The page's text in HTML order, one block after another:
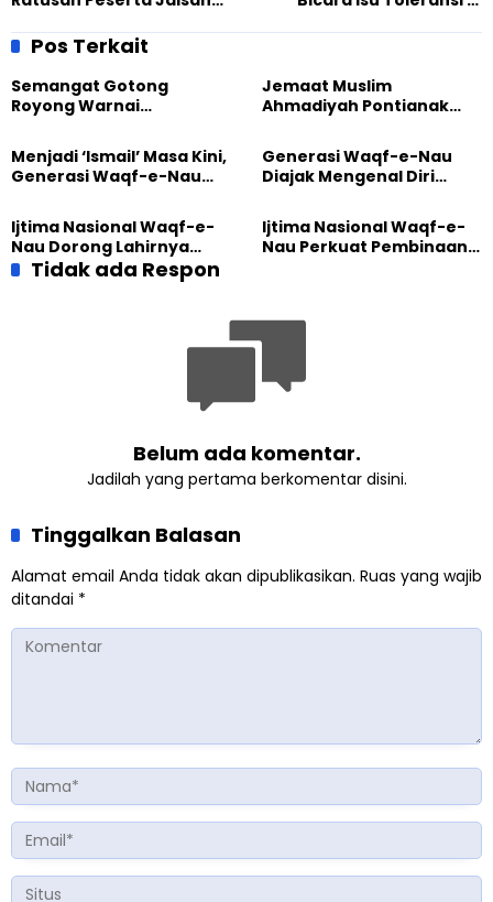
Darah di Padang
2023, Komitmen Ciptakan
Pos Terkait
Semangat Gotong
Royong Warnai
Masjid di Jemaat
Ahmadiyah Sukapura
Jemaat Muslim
Ahmadiyah Pontianak
Perkuat Kolaborasi Sosial
Menjadi ‘Ismail’ Masa Kini,
Generasi Waqf-e-Nau
Pengabdian
Generasi Waqf-e-Nau
Diajak Mengenal Diri
Dunia
Ijtima Nasional Waqf-e-
Nau Dorong Lahirnya
Generasi Pengkhidmat
Ijtima Nasional Waqf-e-
Nau Perkuat Pembinaan
Tidak ada Respon
Belum ada komentar.
Jadilah yang pertama berkomentar disini.
Tinggalkan Balasan
Alamat email Anda tidak akan dipublikasikan. Ruas yang wajib
ditandai *